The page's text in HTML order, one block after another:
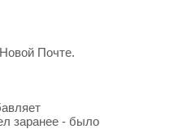
Почте.
заранее - было